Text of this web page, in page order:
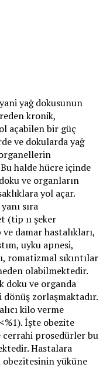
yağ dokusunun
kronik,
açabilen bir güç
ve dokularda yağ
halde hücre içinde
ve organların
yol açar.
sıra
(tip ıı şeker
damar hastalıkları,
uyku apnesi,
romatizmal sıkıntılar
olabilmektedir.
doku ve organda
zorlaşmaktadır.
kilo verme
İşte obezite
cerrahi prosedürler bu
Hastalara
obezitesinin yüküne